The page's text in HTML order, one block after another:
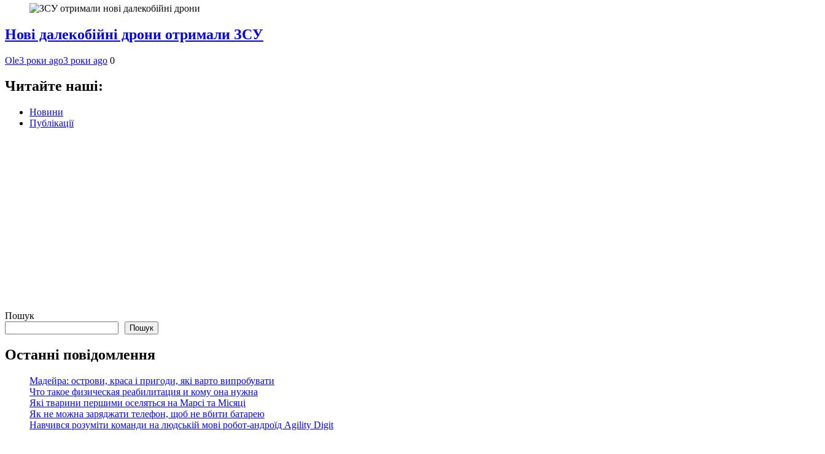
Нові далекобійні дрони отримали ЗСУ
Ole3 роки ago3 роки ago 0
Читайте наші:
Новини
Публікації
Пошук
Пошук
Останні повідомлення
Мадейра: острови, краса і пригоди, які варто випробувати
Что такое физическая реабилитация и кому она нужна
Які тварини першими оселяться на Марсі та Місяці
Як не можна заряджати телефон, щоб не вбити батарею
Навчився розуміти команди на людській мові робот-андроїд Agility Digit